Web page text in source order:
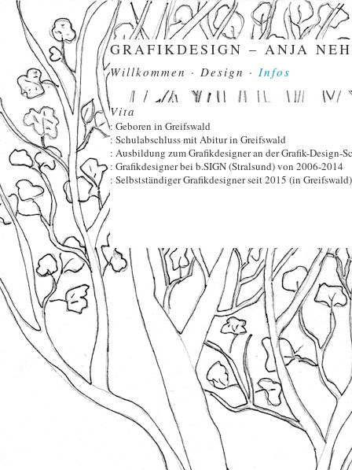
Willkommen · Design · Infos
GRAFIKDESIGN – ANJA
Vita
: Geboren in Greifswald
: Schulabschluss mit Abitur in Greifswald
: Ausbildung zum Grafikdesigner an der Grafik-Design-
: Grafikdesigner bei b.SIGN (Stralsund) von 2006-2014
: Selbstständiger Grafikdesigner seit 2015 (in Greifswald)